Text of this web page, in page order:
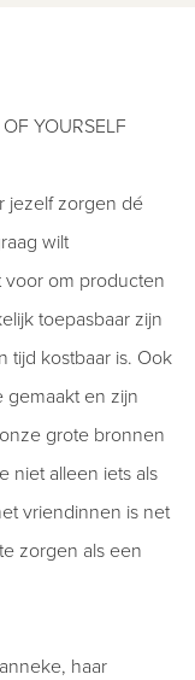
YOURSELF
jezelf zorgen dé
wilt
om producten
toepasbaar zijn
tijd kostbaar is. Ook
en zijn
grote bronnen
niet alleen iets als
vriendinnen is net
zorgen als een
haar